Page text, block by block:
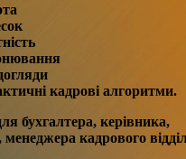
кадрові алгоритми.
бухгалтера, керівника,
менеджера кадрового